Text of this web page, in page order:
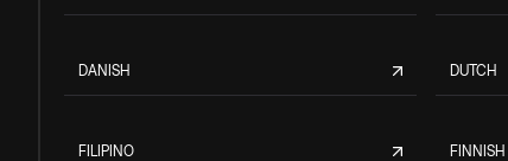
DANISH DUTCH
FILIPINO FINNISH